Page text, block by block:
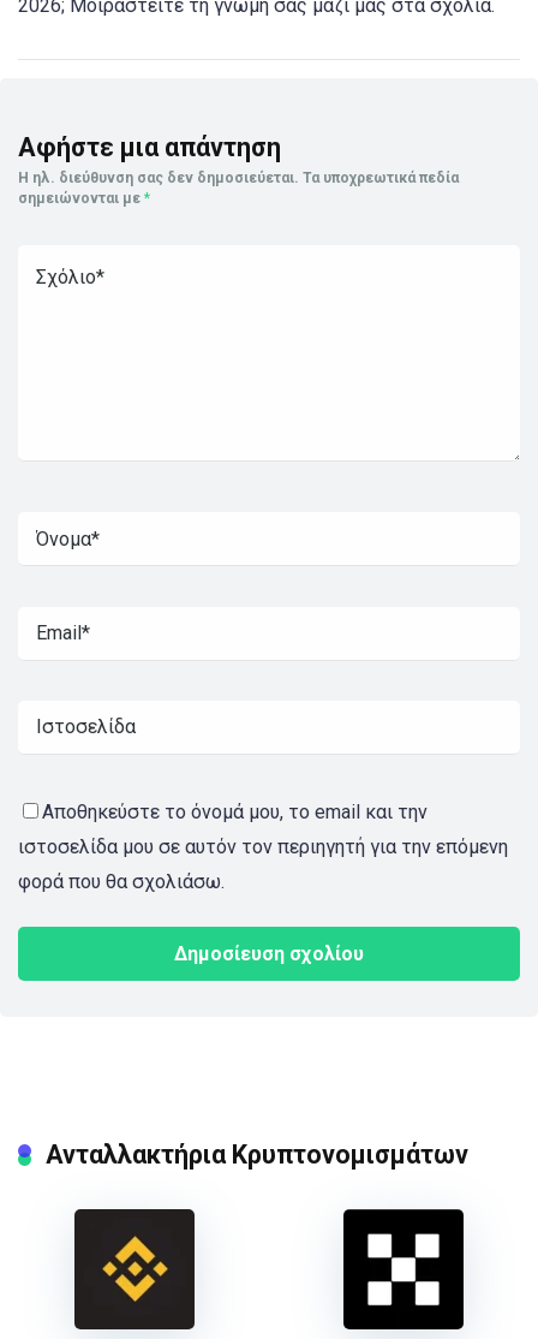
2026; Μοιραστείτε τη γνώμη σας μαζί μας στα σχόλια.
Αφήστε μια απάντηση
Η ηλ. διεύθυνση σας δεν δημοσιεύεται. Τα υποχρεωτικά πεδία
σημειώνονται με *
Αποθηκεύστε το όνομά μου, το email και την
ιστοσελίδα μου σε αυτόν τον περιηγητή για την επόμενη
φορά που θα σχολιάσω.
Ανταλλακτήρια Κρυπτονομισμάτων